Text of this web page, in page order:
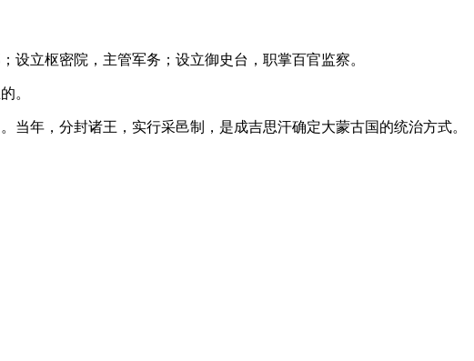
立枢密院，主管军务；设立御史台，职掌百官监察。
。
年，分封诸王，实行采邑制，是成吉思汗确定大蒙古国的统治方式。